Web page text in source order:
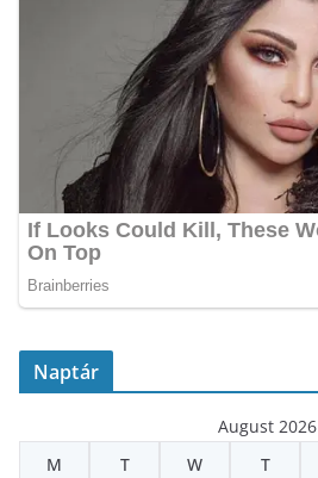
Naptár
August 2026
M
T W T